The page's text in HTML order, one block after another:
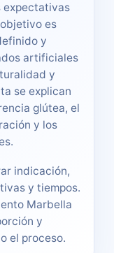
expectativas
es
y
artificiales
y
se explican
glútea, el
y los
indicación,
y tiempos.
Marbella
y
el proceso.